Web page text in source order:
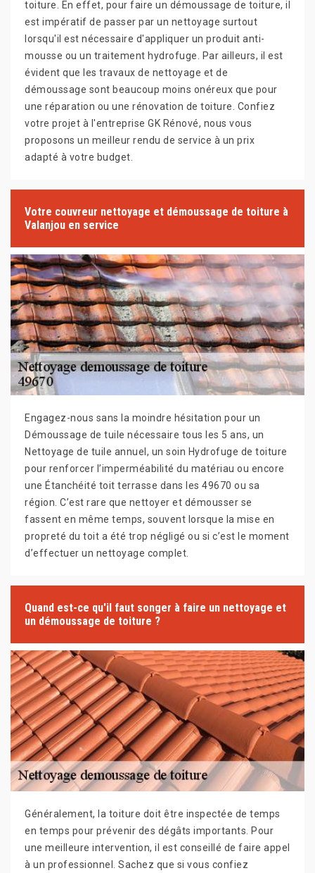
toiture. En effet, pour faire un démoussage de toiture, il
est impératif de passer par un nettoyage surtout
lorsqu'il est nécessaire d'appliquer un produit anti-
mousse ou un traitement hydrofuge. Par ailleurs, il est
évident que les travaux de nettoyage et de
démoussage sont beaucoup moins onéreux que pour
une réparation ou une rénovation de toiture. Confiez
votre projet à l'entreprise GK Rénové, nous vous
proposons un meilleur rendu de service à un prix
adapté à votre budget.
Votre couvreur nettoyage et démoussage de toiture à
Valanjou en service
Engagez-nous sans la moindre hésitation pour un
Démoussage de tuile nécessaire tous les 5 ans, un
Nettoyage de tuile annuel, un soin Hydrofuge de toiture
pour renforcer l’imperméabilité du matériau ou encore
une Étanchéité toit terrasse dans les 49670 ou sa
région. C’est rare que nettoyer et démousser se
fassent en même temps, souvent lorsque la mise en
propreté du toit a été trop négligé ou si c’est le moment
d’effectuer un nettoyage complet.
Quand est-ce qu'il faut songer à faire un nettoyage et
un démoussage de toiture ?
Généralement, la toiture doit être inspectée de temps
en temps pour prévenir des dégâts importants. Pour
une meilleure intervention, il est conseillé de faire appel
à un professionnel. Sachez que si vous confiez